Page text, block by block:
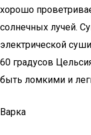
хорошо
солнечных лучей.
электрической
60 градусов
быть ломкими и
Варка